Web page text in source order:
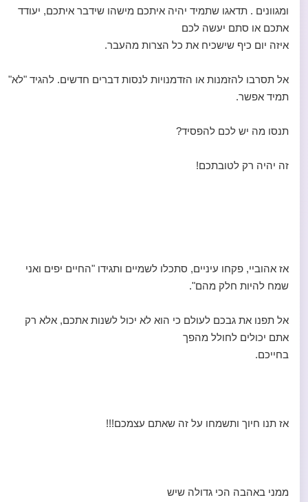
ומגוונים . תדאגו שתמיד יהיה איתכם מישהו שידבר איתכם, יעודד
אתכם או סתם יעשה לכם
איזה יום כיף שישכיח את כל הצרות מהעבר.
אל תסרבו להזמנות או הזדמנויות לנסות דברים חדשים. להגיד "לא"
תמיד אפשר.
תנסו מה יש לכם להפסיד?
זה יהיה רק לטובתכם!
אז אהוביי, פקחו עיניים, סתכלו לשמיים ותגידו "החיים יפים ואני
שמח להיות חלק מהם".
אל תפנו את גבכם לעולם כי הוא לא יכול לשנות אתכם, אלא רק
אתם יכולים לחולל מהפך
בחייכם.
אז תנו חיוך ותשמחו על זה שאתם עצמכם!!!
ממני באהבה הכי גדולה שיש